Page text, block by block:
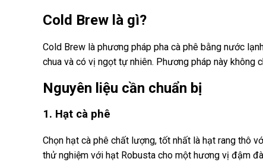
Cold Brew là gì?
Cold Brew là phương pháp pha cà phê bằng nước
chua và có vị ngọt tự nhiên. Phương pháp này không
Nguyên liệu cần chuẩn bị
1. Hạt cà phê
Chọn hạt cà phê chất lượng, tốt nhất là hạt rang thô
thử nghiệm với hạt Robusta cho một hương vị đậm